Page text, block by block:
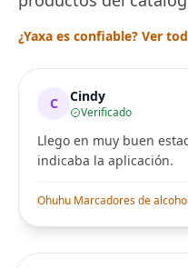
¿Yaxa es confiable? Ver
C Cindy
Verificado
Llego en muy buen
indicaba la aplicación.